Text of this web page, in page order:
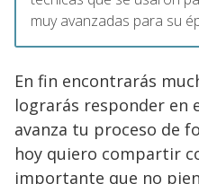
muy avanzadas para su
En fin encontrarás
lograrás responder en
avanza tu proceso de
hoy quiero compartir
importante que no